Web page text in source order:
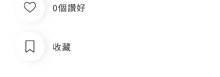
0個讚好
收藏